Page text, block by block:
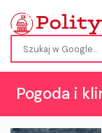
Pogoda i